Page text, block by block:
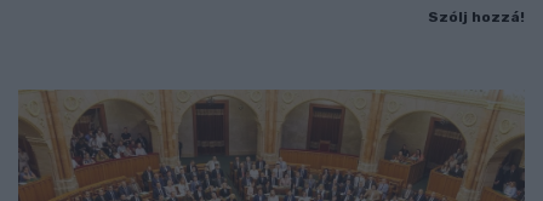
Szólj hozzá!